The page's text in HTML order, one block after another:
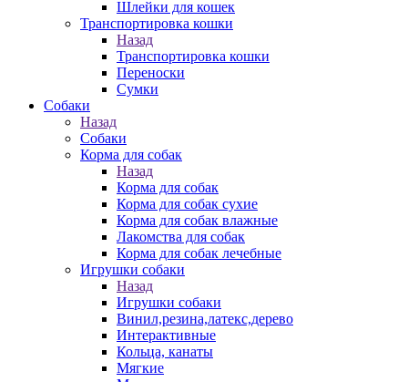
Шлейки для кошек
Транспортировка кошки
Назад
Транспортировка кошки
Переноски
Сумки
Собаки
Назад
Собаки
Корма для собак
Назад
Корма для собак
Корма для собак сухие
Корма для собак влажные
Лакомства для собак
Корма для собак лечебные
Игрушки собаки
Назад
Игрушки собаки
Винил,резина,латекс,дерево
Интерактивные
Кольца, канаты
Мягкие